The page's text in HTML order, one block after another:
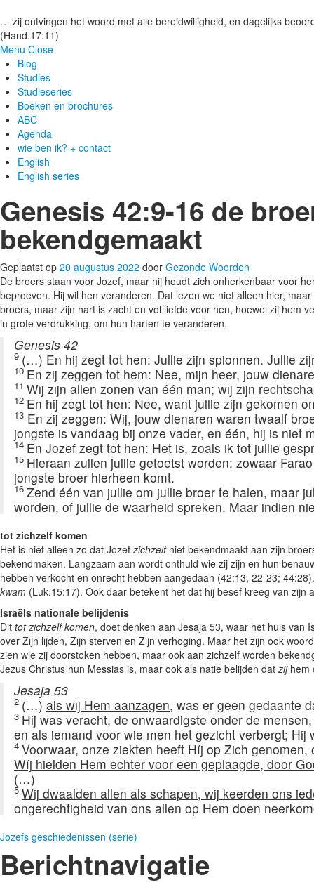
… zij ontvingen het woord met alle bereidwilligheid, en dagelijks
(Hand.17:11)
Menu Close
Blog
Studies
Studieseries
Boeken en brochures
ABC
Agenda
wie ben ik? + contact
English
English series
Genesis 42:9-16 de
bekendgemaakt
Geplaatst op 20 augustus 2022 door Gezonde Woorden
De broers staan voor Jozef, maar hij houdt zich onherkenbaar voor
beproeven. Hij wil hen veranderen. Dat lezen we niet alleen hier,
broers, maar zijn hart is zacht en vol liefde voor hen, hoewel zij hem
in grote verdrukking, om hun harten te veranderen.
Genesis 42
9 (…) En hij zegt tot hen: Jullie zijn spionnen. Jullie
10En zij zeggen tot hem: Nee, mijn heer, jouw
11 Wij zijn allen zonen van één man; wij zijn
12 En hij zegt tot hen: Nee, want jullie zijn gekomen
13 En zij zeggen: Wij, jouw dienaren waren twaalf
jongste is vandaag bij onze vader, en één, hij is niet
14 En Jozef zegt tot hen: Het is, zoals ik tot jullie
15 Hieraan zullen jullie getoetst worden: zowaar
jongste broer hierheen komt.
16 Zend één van jullie om jullie broer te halen, maar
worden, of jullie de waarheid spreken. Maar indien
tot zichzelf komen
Het is niet alleen zo dat Jozefzichzelfniet bekendmaakt aan zijn
bekendmaken. Langzaam aan wordt onthuld wie zij zijn en hun
hebben verkocht en onrecht hebben aangedaan (42:13, 22-23;
kwam (Luk.15:17). Ook daar betekent het dat hij besef kreeg van
Israëls nationale belijdenis
Dit tot zichzelf komen, doet denken aan Jesaja 53, waar het huis van
over Zijn lijden, Zijn sterven en Zijn verhoging. Maar het zijn ook
zien wie zij doorstoken hebben, maar ook aan zichzelf worden
Jezus Christus hun Messias is, maar ook als natie belijden datzij hem
Jesaja 53
2 (…) als wij Hem aanzagen, was er geen gedaante
3 Hij was veracht, de onwaardigste onder de
en als iemand voor wie men het gezicht verbergt; Hij
4 Voorwaar, onze ziekten heeft Híj op Zich
Wíj hielden Hem echter voor een geplaagde, door
(…)
5 Wij dwaalden allen als schapen, wij keerden ons
ongerechtigheid van ons allen op Hem doen
Jozefs geschiedenissen (serie)
Berichtnavigatie